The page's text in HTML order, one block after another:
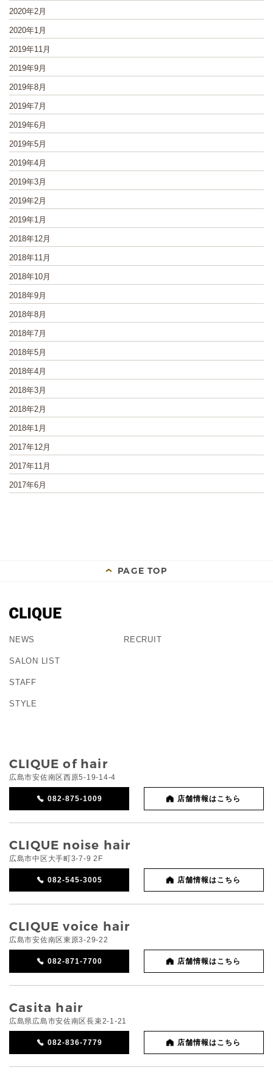
2020年2月
2020年1月
2019年11月
2019年9月
2019年8月
2019年7月
2019年6月
2019年5月
2019年4月
2019年3月
2019年2月
2019年1月
2018年12月
2018年11月
2018年10月
2018年9月
2018年8月
2018年7月
2018年5月
2018年4月
2018年3月
2018年2月
2018年1月
2017年12月
2017年11月
2017年6月
PAGE TOP
NEWS
SALON LIST
STAFF
STYLE
RECRUIT
CLIQUE of hair
広島市安佐南区西原5-19-14-4
082-875-1009 店舗情報はこちら
CLIQUE noise hair
広島市中区大手町3-7-9 2F
082-545-3005 店舗情報はこちら
CLIQUE voice hair
広島市安佐南区東原3-29-22
082-871-7700 店舗情報はこちら
Casita hair
広島県広島市安佐南区長束2-1-21
082-836-7779 店舗情報はこちら